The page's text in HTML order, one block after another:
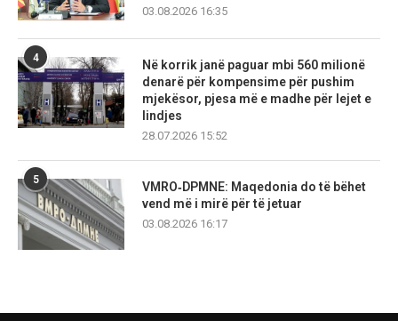
03.08.2026 16:35
4
Në korrik janë paguar mbi 560 milionë
denarë për kompensime për pushim
mjekësor, pjesa më e madhe për lejet e
lindjes
28.07.2026 15:52
5
VMRO‑DPMNE: Maqedonia do të bëhet
vend më i mirë për të jetuar
03.08.2026 16:17